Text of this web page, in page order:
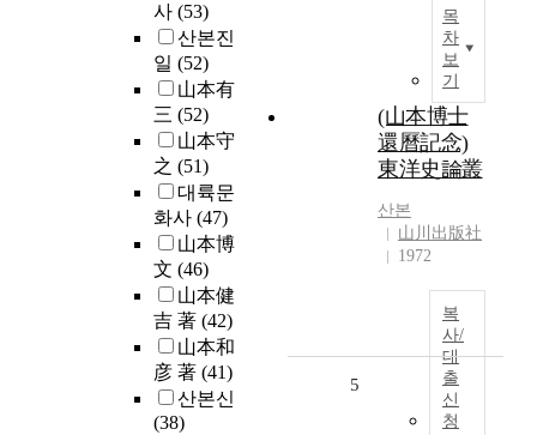
사 (53)
산본진
일 (52)
山本有
三 (52)
山本守
之 (51)
대륙문
화사 (47)
山本博
文 (46)
山本健
吉 著 (42)
山本和
彦 著 (41)
산본신
(38)
목
차
보
기
(山本博士
還曆記念)
東洋史論叢
산본
山川出版社
1972
복
사/
대
출
신
청
5